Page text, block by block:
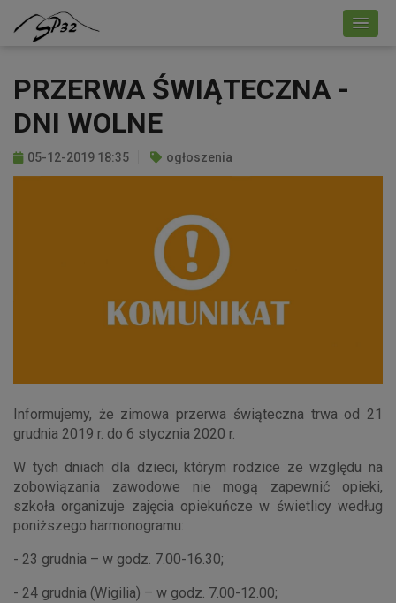
PRZERWA ŚWIĄTECZNA -
DNI WOLNE
05-12-2019 18:35 ogłoszenia
Informujemy, że zimowa przerwa świąteczna trwa od 21
grudnia 2019 r. do 6 stycznia 2020 r.
W tych dniach dla dzieci, którym rodzice ze względu na
zobowiązania zawodowe nie mogą zapewnić opieki,
szkoła organizuje zajęcia opiekuńcze w świetlicy według
poniższego harmonogramu:
- 23 grudnia – w godz. 7.00-16.30;
- 24 grudnia (Wigilia) – w godz. 7.00-12.00;